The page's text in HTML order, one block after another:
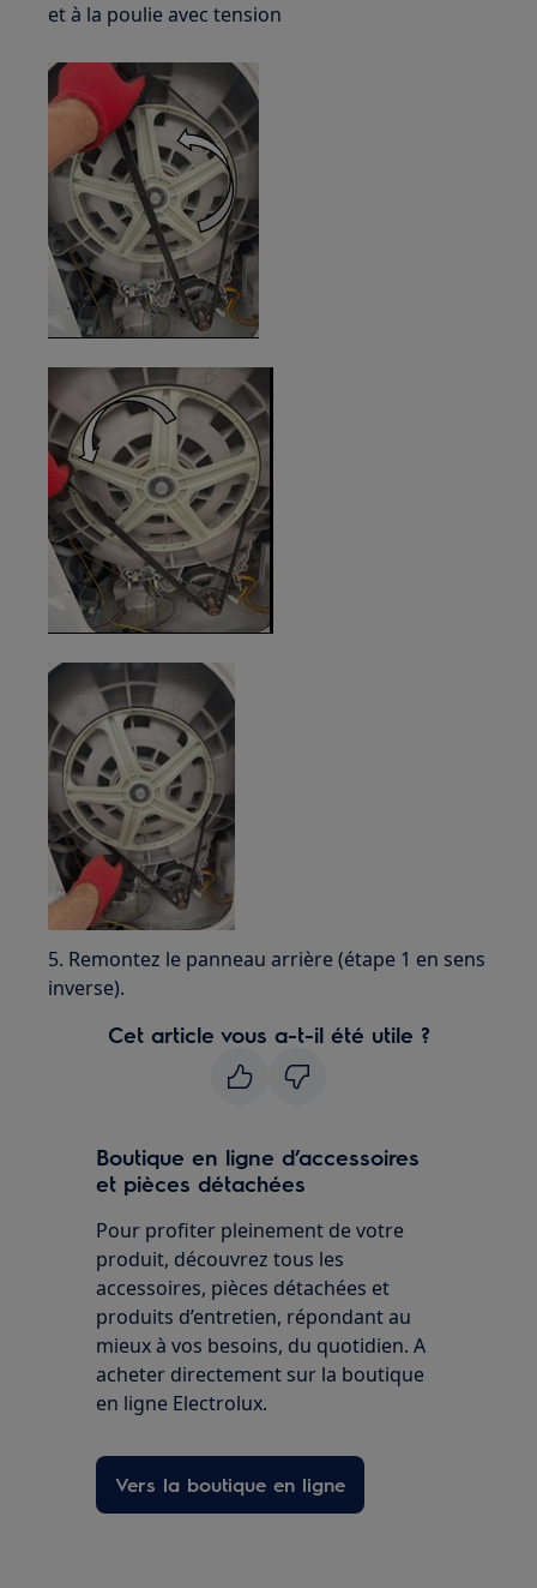
et à la poulie avec tension
5. Remontez le panneau arrière (étape 1 en sens
inverse).
Cet article vous a-t-il été utile ?
Boutique en ligne d’accessoires
et pièces détachées
Pour profiter pleinement de votre
produit, découvrez tous les
accessoires, pièces détachées et
produits d’entretien, répondant au
mieux à vos besoins, du quotidien. A
acheter directement sur la boutique
en ligne Electrolux.
Vers la boutique en ligne